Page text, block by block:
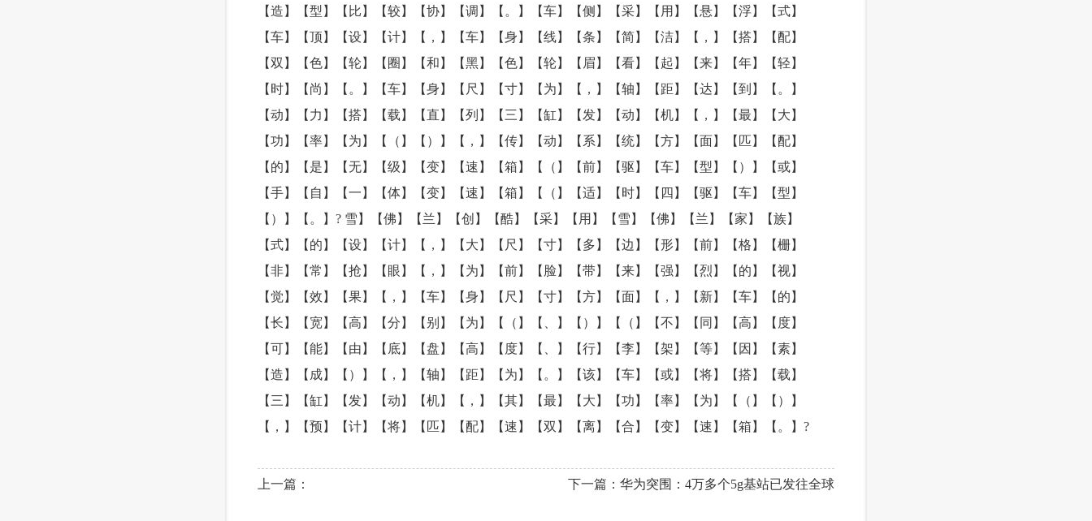
【造】【型】【比】【较】【协】【调】【。】【车】【侧】【采】【用】【悬】【浮】【式】
【车】【顶】【设】【计】【，】【车】【身】【线】【条】【简】【洁】【，】【搭】【配】
【双】【色】【轮】【圈】【和】【黑】【色】【轮】【眉】【看】【起】【来】【年】【轻】
【时】【尚】【。】【车】【身】【尺】【寸】【为】【，】【轴】【距】【达】【到】【。】
【动】【力】【搭】【载】【直】【列】【三】【缸】【发】【动】【机】【，】【最】【大】
【功】【率】【为】【（】【）】【，】【传】【动】【系】【统】【方】【面】【匹】【配】
【的】【是】【无】【级】【变】【速】【箱】【（】【前】【驱】【车】【型】【）】【或】
【手】【自】【一】【体】【变】【速】【箱】【（】【适】【时】【四】【驱】【车】【型】
【）】【。】? 雪】【佛】【兰】【创】【酷】【采】【用】【雪】【佛】【兰】【家】【族】
【式】【的】【设】【计】【，】【大】【尺】【寸】【多】【边】【形】【前】【格】【栅】
【非】【常】【抢】【眼】【，】【为】【前】【脸】【带】【来】【强】【烈】【的】【视】
【觉】【效】【果】【，】【车】【身】【尺】【寸】【方】【面】【，】【新】【车】【的】
【长】【宽】【高】【分】【别】【为】【（】【、】【）】【（】【不】【同】【高】【度】
【可】【能】【由】【底】【盘】【高】【度】【、】【行】【李】【架】【等】【因】【素】
【造】【成】【）】【，】【轴】【距】【为】【。】【该】【车】【或】【将】【搭】【载】
【三】【缸】【发】【动】【机】【，】【其】【最】【大】【功】【率】【为】【（】【）】
【，】【预】【计】【将】【匹】【配】【速】【双】【离】【合】【变】【速】【箱】【。】?
上一篇： 下一篇： 华为突围：4万多个5g基站已发往全球